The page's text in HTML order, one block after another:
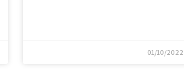
01/10/2022